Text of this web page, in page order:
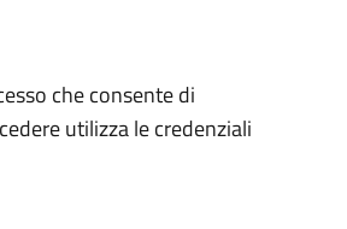
che consente di
utilizza le credenziali